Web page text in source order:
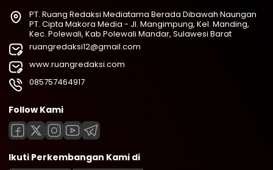
PT. Ruang Redaksi Mediatama Berada Dibawah Naungan
PT. Cipta Makora Media - Jl. Mangimpung, Kel. Manding,
Kec. Polewali, Kab.Polewali Mandar, Sulawesi Barat
ruangredaksi12@gmail.com
www.ruangredaksi.com
085757464917
Follow Kami
Ikuti Perkembangan Kami di